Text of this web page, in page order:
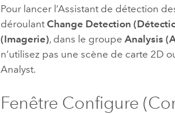
Pour lancer l’Assistant de détection
déroulantChange Detection
(Imagerie), dans le groupeAnalysis
n’utilisez pas une scène de carte 2D
Analyst.
Fenêtre Configure